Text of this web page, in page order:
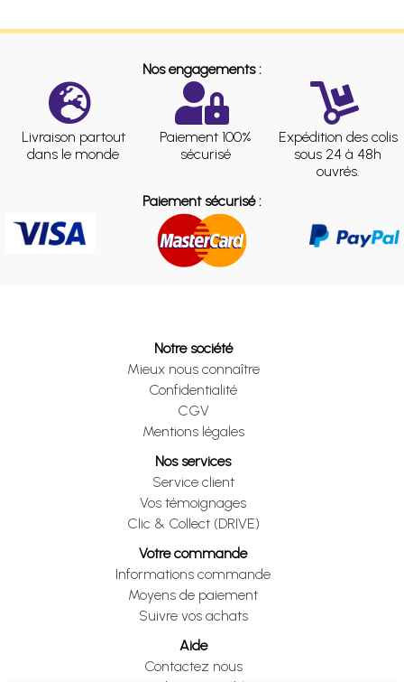
Nos engagements :
Livraison partout
dans le monde
Paiement 100%
sécurisé
Expédition des colis
sous 24 à 48h
ouvrés.
Paiement sécurisé :
Notre société
Mieux nous connaître
Confidentialité
CGV
Mentions légales
Nos services
Service client
Vos témoignages
Clic & Collect (DRIVE)
Votre commande
Informations commande
Moyens de paiement
Suivre vos achats
Aide
Contactez nous